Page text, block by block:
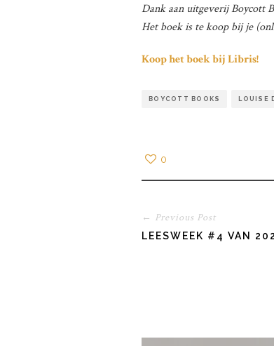
Dank aan uitgeverij Boycott
Het boek is te koop bij je
Koop het boek bij Libris!
BOYCOTT BOOKS LOUISE
0
← Previous Post
LEESWEEK #4 VAN